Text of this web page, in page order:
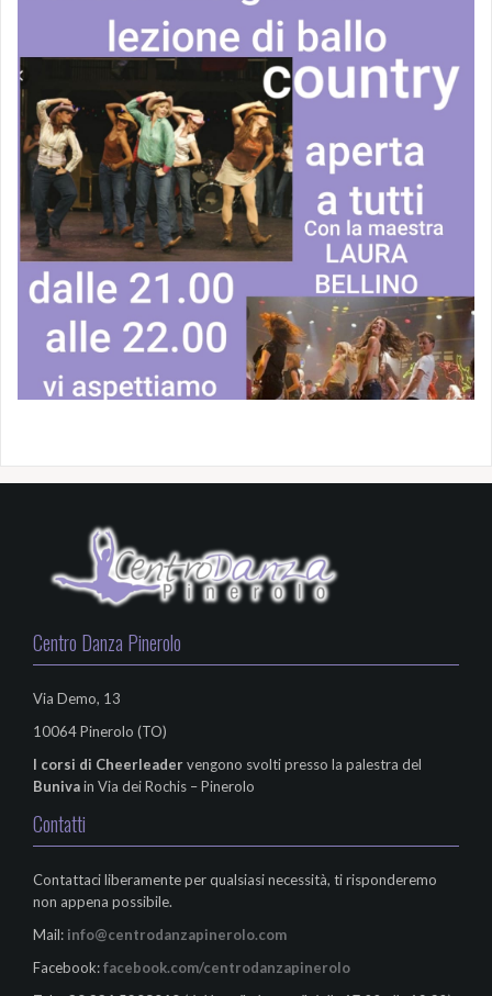
Centro Danza Pinerolo
Via Demo, 13
10064 Pinerolo (TO)
I corsi di Cheerleadervengono svolti presso la palestra del
Bunivain Via dei Rochis – Pinerolo
Contatti
Contattaci liberamente per qualsiasi necessità, ti risponderemo
non appena possibile.
Mail: info@centrodanzapinerolo.com
Facebook:facebook.com/centrodanzapinerolo